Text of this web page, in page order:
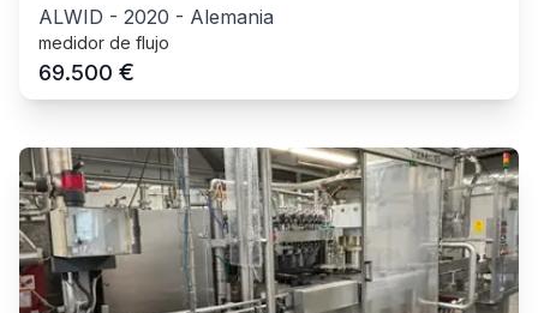
ALWID - 2020 - Alemania
medidor de flujo
69.500 €